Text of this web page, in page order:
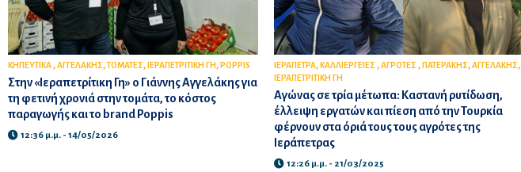
ΚΗΠΕΥΤΙΚΑ,ΑΓΓΕΛΑΚΗΣ,ΤΟΜΑΤΕΣ, ΙΕΡΑΠΕΤΡΙΤΙΚΗ ΓΗ, POPPIS
Στην «Ιεραπετρίτικη Γη» ο Γιάννης Αγγελάκης για
τη φετινή χρονιά στην τομάτα, το κόστος
παραγωγής και το brand Poppis
12:36 μ.μ. - 14/05/2026
ΙΕΡΑΠΕΤΡΑ, ΚΑΛΛΙΕΡΓΕΙΕΣ ,ΑΓΡΟΤΕΣ , ΠΑΤΕΡΑΚΗΣ,ΑΓΓΕΛΑΚΗΣ,
ΙΕΡΑΠΕΤΡΙΤΙΚΗ ΓΗ
Αγώνας σε τρία μέτωπα: Καστανή ρυτίδωση,
έλλειψη εργατών και πίεση από την Τουρκία
φέρνουν στα όριά τους τους αγρότες της
Ιεράπετρας
12:26 μ.μ. - 21/03/2025